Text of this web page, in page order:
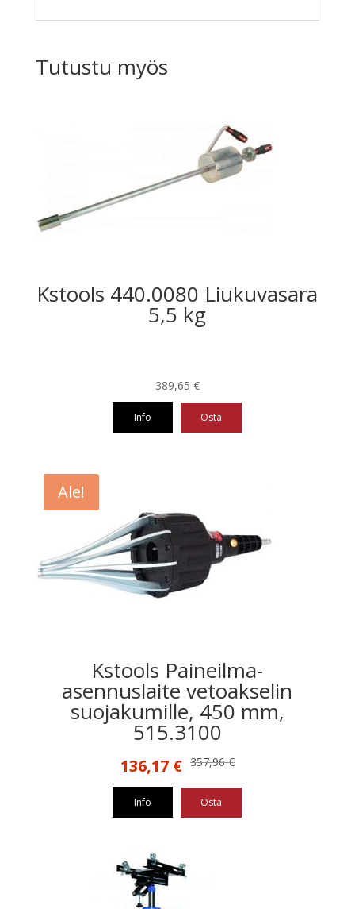
Tutustu myös
Kstools 440.0080 Liukuvasara
5,5 kg
389,65 €
Info Osta
Ale!
Kstools Paineilma-
asennuslaite vetoakselin
suojakumille, 450 mm,
515.3100
357,96€
Alkuperäinen
357,96 €.
136,17 €Nykyinen
136,17 €.
Info Osta